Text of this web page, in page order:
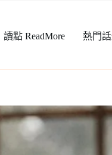
讀點 ReadMore 熱門